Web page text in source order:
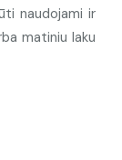
naudojami ir
matiniu laku